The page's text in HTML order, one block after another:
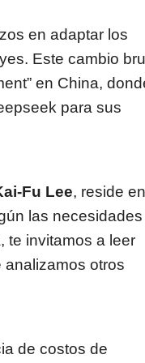
en adaptar los
Este cambio
en China,
para sus
Fu Lee, reside
las necesidades
te invitamos a leer
analizamos otros
de costos de